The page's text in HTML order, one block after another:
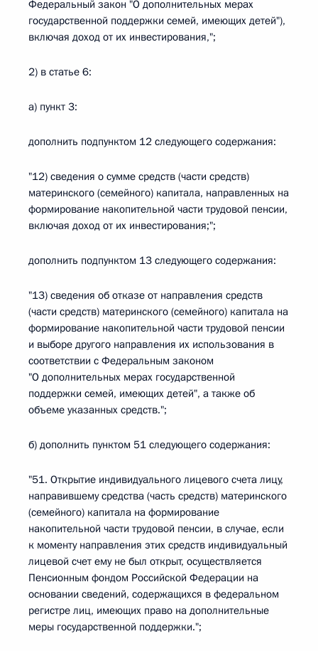
Федеральный закон "О дополнительных мерах
государственной поддержки семей, имеющих детей"),
включая доход от их инвестирования,";
2) в статье 6:
а) пункт 3:
дополнить подпунктом 12 следующего содержания:
"12) сведения о сумме средств (части средств)
материнского (семейного) капитала, направленных на
формирование накопительной части трудовой пенсии,
включая доход от их инвестирования;";
дополнить подпунктом 13 следующего содержания:
"13) сведения об отказе от направления средств
(части средств) материнского (семейного) капитала на
формирование накопительной части трудовой пенсии
и выборе другого направления их использования в
соответствии с Федеральным законом
"О дополнительных мерах государственной
поддержки семей, имеющих детей", а также об
объеме указанных средств.";
б) дополнить пунктом 51 следующего содержания:
"51. Открытие индивидуального лицевого счета лицу,
направившему средства (часть средств) материнского
(семейного) капитала на формирование
накопительной части трудовой пенсии, в случае, если
к моменту направления этих средств индивидуальный
лицевой счет ему не был открыт, осуществляется
Пенсионным фондом Российской Федерации на
основании сведений, содержащихся в федеральном
регистре лиц, имеющих право на дополнительные
меры государственной поддержки.";